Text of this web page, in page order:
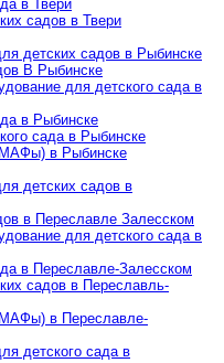
в Твери
садов в Твери
детских садов в Рыбинске
В Рыбинске
для детского сада в
в Рыбинске
сада в Рыбинске
в Рыбинске
детских садов в
в Переславле Залесском
для детского сада в
в Переславле-Залесском
садов в Переславль-
в Переславле-
детского сада в